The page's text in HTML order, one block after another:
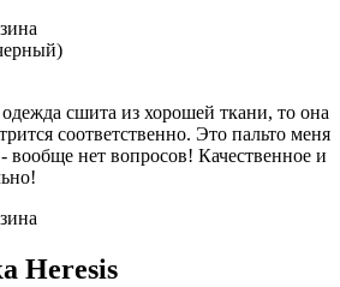
сшита из хорошей ткани, то она
соответственно. Это пальто меня
вообще нет вопросов! Качественное и
Heresis